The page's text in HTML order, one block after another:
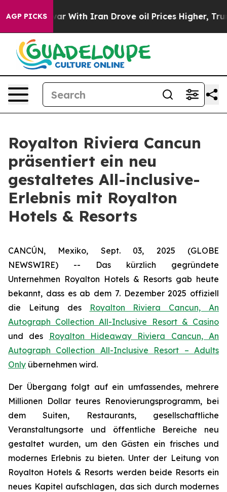
AGP PICKS
As war With Iran Drove oil Prices Higher, Trump
Royalton Riviera Cancun
präsentiert ein neu
gestaltetes All-inclusive-
Erlebnis mit Royalton
Hotels & Resorts
CANCÚN, Mexiko, Sept. 03, 2025 (GLOBE
NEWSWIRE) -- Das kürzlich gegründete
Unternehmen Royalton Hotels & Resorts gab heute
bekannt, dass es ab dem 7. Dezember 2025 offiziell
die Leitung des
Royalton Riviera Cancun, An
Autograph Collection All-Inclusive Resort & Casino
und des
Royalton Hideaway Riviera Cancun, An
Autograph Collection All-Inclusive Resort – Adults
Only übernehmen wird.
Der Übergang folgt auf ein umfassendes, mehrere
Millionen Dollar teures Renovierungsprogramm, bei
dem Suiten, Restaurants, gesellschaftliche
Veranstaltungsorte und öffentliche Bereiche neu
gestaltet wurden, um den Gästen ein frisches und
modernes Erlebnis zu bieten. Unter der Leitung von
Royalton Hotels & Resorts werden beide Resorts ein
neues Kapitel aufschlagen, das sich durch modernes